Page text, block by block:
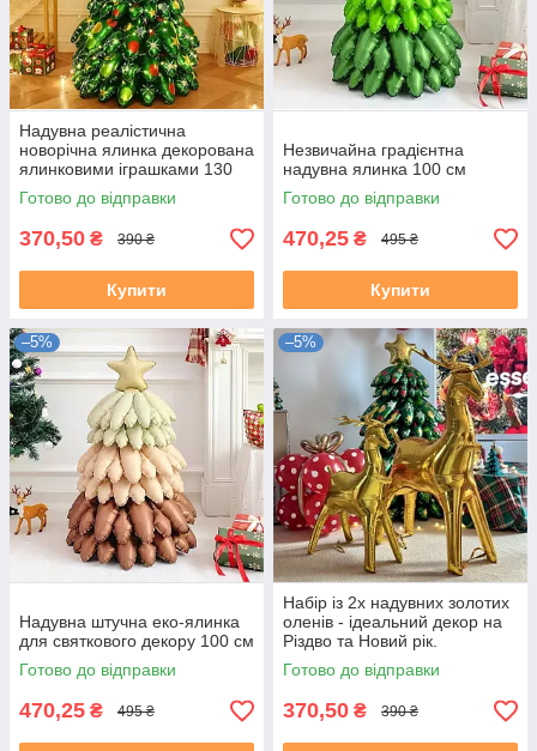
Надувна реалістична
новорічна ялинка декорована
ялинковими іграшками 130
см
Готово до відправки
370,50 ₴ 390 ₴
Купити
Незвичайна градієнтна
надувна ялинка 100 см
Готово до відправки
470,25 ₴ 495 ₴
Купити
–5%
Надувна штучна еко-ялинка
для святкового декору 100 см
Готово до відправки
470,25 ₴ 495 ₴
–5%
Набір із 2х надувних золотих
оленів - ідеальний декор на
Різдво та Новий рік.
Готово до відправки
370,50 ₴ 390 ₴